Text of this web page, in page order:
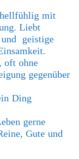
mit
Liebt
geistige
oft ohne
gegenüber
Ding
gerne
Gute und